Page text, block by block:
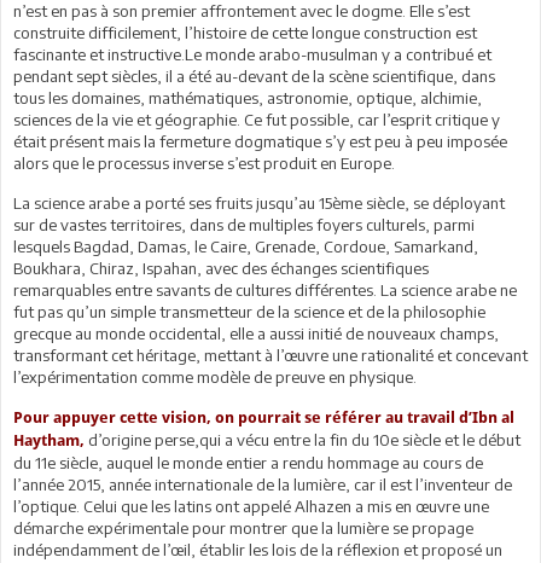
n’est en pas à son premier affrontement avec le dogme. Elle s’est
construite difficilement, l’histoire de cette longue construction est
fascinante et instructive.Le monde arabo-musulman y a contribué et
pendant sept siècles, il a été au-devant de la scène scientifique, dans
tous les domaines, mathématiques, astronomie, optique, alchimie,
sciences de la vie et géographie. Ce fut possible, car l’esprit critique y
était présent mais la fermeture dogmatique s’y est peu à peu imposée
alors que le processus inverse s’est produit en Europe.
La science arabe a porté ses fruits jusqu’au 15ème siècle, se déployant
sur de vastes territoires, dans de multiples foyers culturels, parmi
lesquels Bagdad, Damas, le Caire, Grenade, Cordoue, Samarkand,
Boukhara, Chiraz, Ispahan, avec des échanges scientifiques
remarquables entre savants de cultures différentes. La science arabe ne
fut pas qu’un simple transmetteur de la science et de la philosophie
grecque au monde occidental, elle a aussi initié de nouveaux champs,
transformant cet héritage, mettant à l’œuvre une rationalité et concevant
l’expérimentation comme modèle de preuve en physique.
Pour appuyer cette vision, on pourrait se référer au travail d’Ibn al
Haytham, d’origine perse,qui a vécu entre la fin du 10e siècle et le début
du 11e siècle, auquel le monde entier a rendu hommage au cours de
l’année 2015, année internationale de la lumière, car il est l’inventeur de
l’optique. Celui que les latins ont appelé Alhazen a mis en œuvre une
démarche expérimentale pour montrer que la lumière se propage
indépendamment de l’œil, établir les lois de la réflexion et proposé un